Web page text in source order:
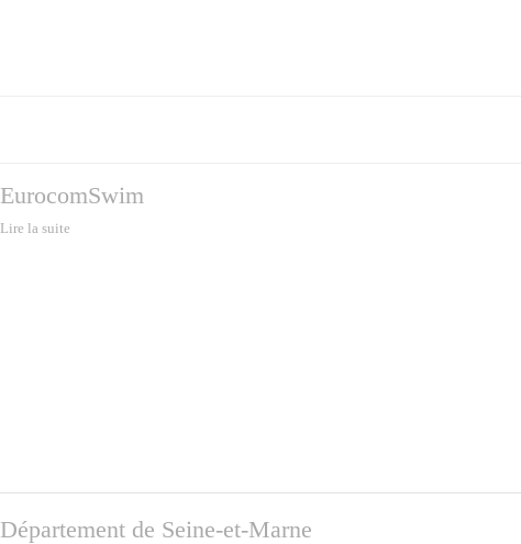
EurocomSwim
Lire la suite
Département de Seine-et-Marne